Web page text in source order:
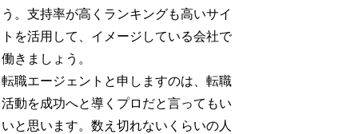
う。支持率が高くランキングも高いサイ
トを活用して、イメージしている会社で
働きましょう。
転職エージェントと申しますのは、転職
活動を成功へと導くプロだと言ってもい
いと思います。数え切れないくらいの人